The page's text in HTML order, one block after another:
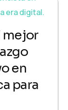
mejor
en
para